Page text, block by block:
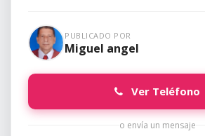
PUBLICADO POR
Miguel angel
Ver Teléfono
o envía un mensaje